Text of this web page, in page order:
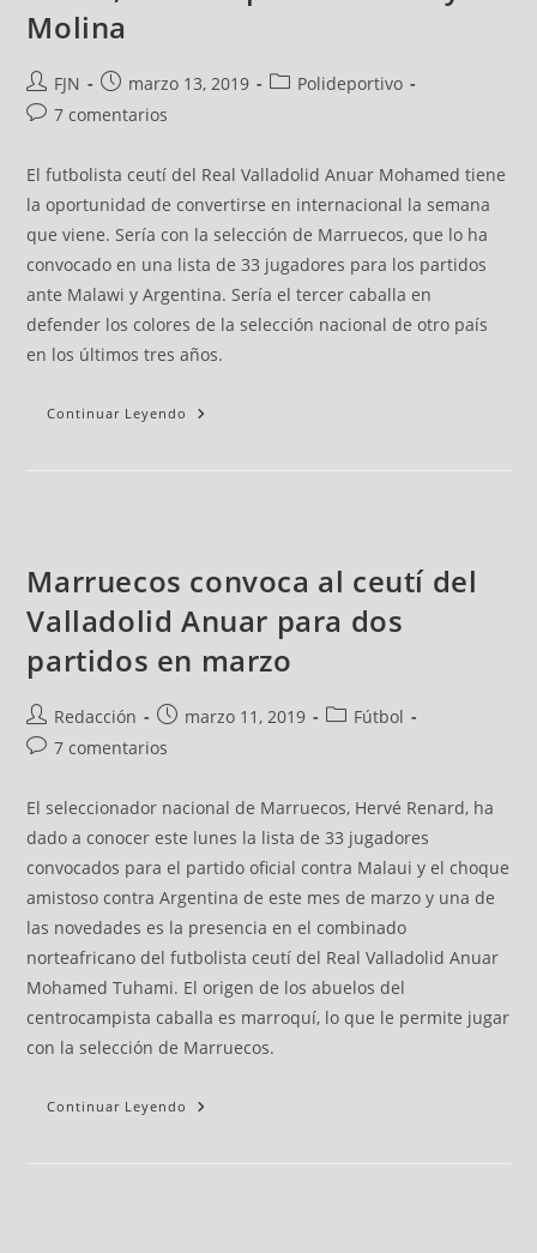
Molina
FJN marzo 13, 2019
Polideportivo
7 comentarios
El futbolista ceutí del Real Valladolid Anuar Mohamed tiene
la oportunidad de convertirse en internacional la semana
que viene. Sería con la selección de Marruecos, que lo ha
convocado en una lista de 33 jugadores para los partidos
ante Malawi y Argentina. Sería el tercer caballa en
defender los colores de la selección nacional de otro país
en los últimos tres años.
Continuar Leyendo
Marruecos convoca al ceutí del
Valladolid Anuar para dos
partidos en marzo
Redacción marzo 11, 2019
Fútbol
7 comentarios
El seleccionador nacional de Marruecos, Hervé Renard, ha
dado a conocer este lunes la lista de 33 jugadores
convocados para el partido oficial contra Malaui y el choque
amistoso contra Argentina de este mes de marzo y una de
las novedades es la presencia en el combinado
norteafricano del futbolista ceutí del Real Valladolid Anuar
Mohamed Tuhami. El origen de los abuelos del
centrocampista caballa es marroquí, lo que le permite jugar
con la selección de Marruecos.
Continuar Leyendo